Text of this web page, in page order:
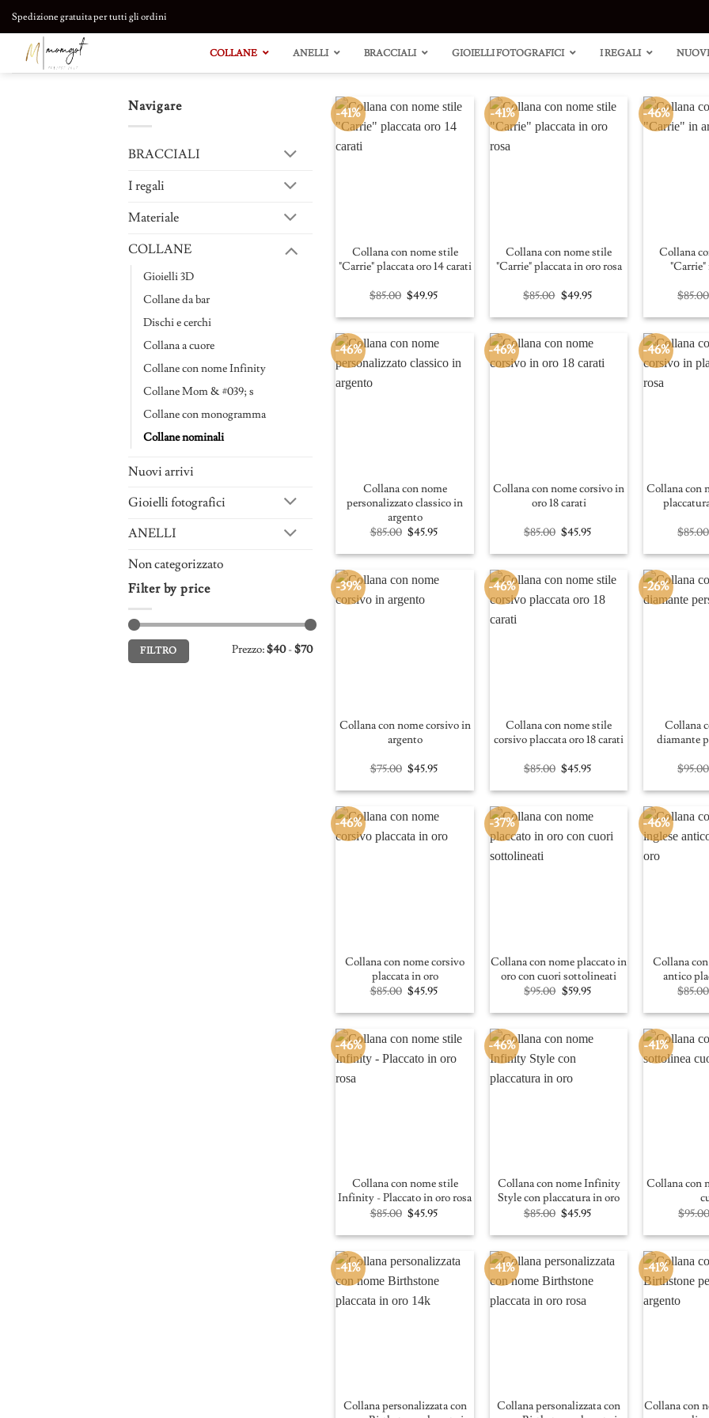
Salta
contenuto
Spedizione gratuita per tutti gli ordini
COLLANE
placcata
oro 14
carati
ANELLI
accenti
BRACCIALI GIOIELLI FOTOGRAFICI I REGALI
Navigare
BRACCIALI
I regali
Materiale
COLLANE
Gioielli 3D
Collane da bar
Dischi e cerchi
Collana a cuore
Collane con nome Infinity
Collane Mom & #039; s
Collane con monogramma
Collane nominali
Nuovi arrivi
Gioielli fotografici
ANELLI
Non categorizzato
Filter by price
Prezzo
Min
Prezzo
MaxFILTRO Prezzo:$40-$70
-41%
Collana con nome stile
"Carrie" placcata oro 14 carati
$85.00 Original
was:
$49.95Current
is:
-41%
Collana con nome stile
"Carrie" placcata in oro rosa
$85.00 Original
was:
$49.95Current
is:
-46%
Collana
"Carrie"
$85.00
-46%
Collana con nome
personalizzato classico in
argento
$85.00 Original
price
was:
$45.95Current
is:
-46%
Collana con nome corsivo in
oro 18 carati
$85.00 Original
price
was:
$45.95Current
is:
-46%
Collana con
$85.00
-39%
Collana con nome corsivo in
argento
$75.00 Original
price
was:
$45.95Current
is:
-46%
Collana con nome stile
corsivo placcata oro 18 carati
$85.00 Original
price
was:
$45.95Current
is:
-26%
Collana
diamante
$95.00
-46%
Collana con nome corsivo
placcata in oro
$85.00 Original
price
was:
$45.95Current
is:
-37%
Collana con nome placcato in
oro con cuori sottolineati
$95.00 Original
price
was:
$59.95Current
is:
-46%
Collana
antico
$85.00
-46%
Collana con nome stile
Infinity - Placcato in oro rosa
$85.00 Original
price
was:
$45.95Current
is:
-46%
Collana con nome Infinity
Style con placcatura in oro
$85.00 Original
price
was:
$45.95Current
is:
-41%
Collana con
$
-41%
Collana personalizzata con
-41%
Collana personalizzata con
-41%
Collana con